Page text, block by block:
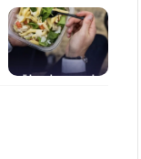
الحج
المؤمنون
النور